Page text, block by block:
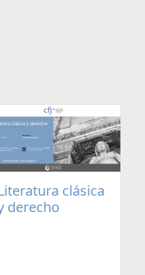
clásica
derecho